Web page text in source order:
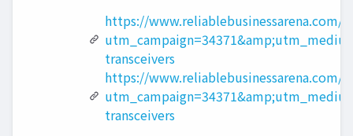
https://www.reliablebusinessarena.com/
transceivers
https://www.reliablebusinessarena.com/
transceivers